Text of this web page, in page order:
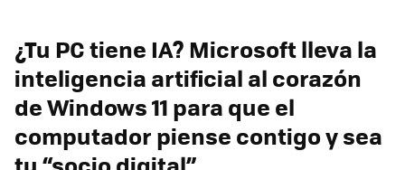
¿Tu PC tiene IA? Microsoft lleva la
inteligencia artificial al corazón
de Windows 11 para que el
computador piense contigo y sea